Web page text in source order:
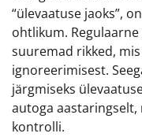
“ülevaatuse jaoks”,
ohtlikum.
suuremad rikked,
ignoreerimisest.
järgmiseks
autoga
kontrolli.